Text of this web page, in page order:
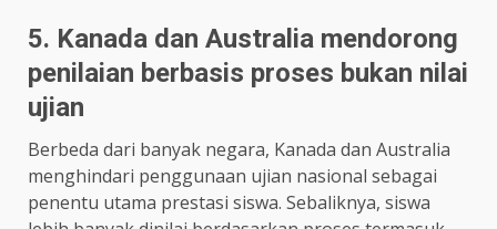
5. Kanada dan Australia mendorong
penilaian berbasis proses bukan nilai
ujian
Berbeda dari banyak negara, Kanada dan Australia
menghindari penggunaan ujian nasional sebagai
penentu utama prestasi siswa. Sebaliknya, siswa